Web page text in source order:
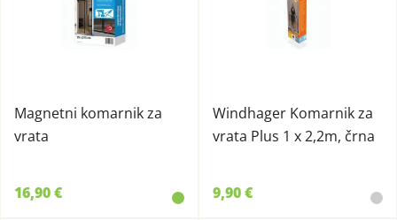
Magnetni komarnik za
vrata
16,90 €
Windhager Komarnik za
vrata Plus 1 x 2,2m, črna
9,90 €